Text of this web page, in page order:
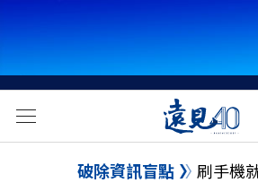
破除資訊盲點 刷手機